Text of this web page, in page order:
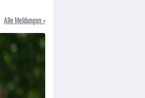
Alle Meldungen >